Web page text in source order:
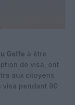
Golfe à être
de visa, ont
aux citoyens
visa pendant 90